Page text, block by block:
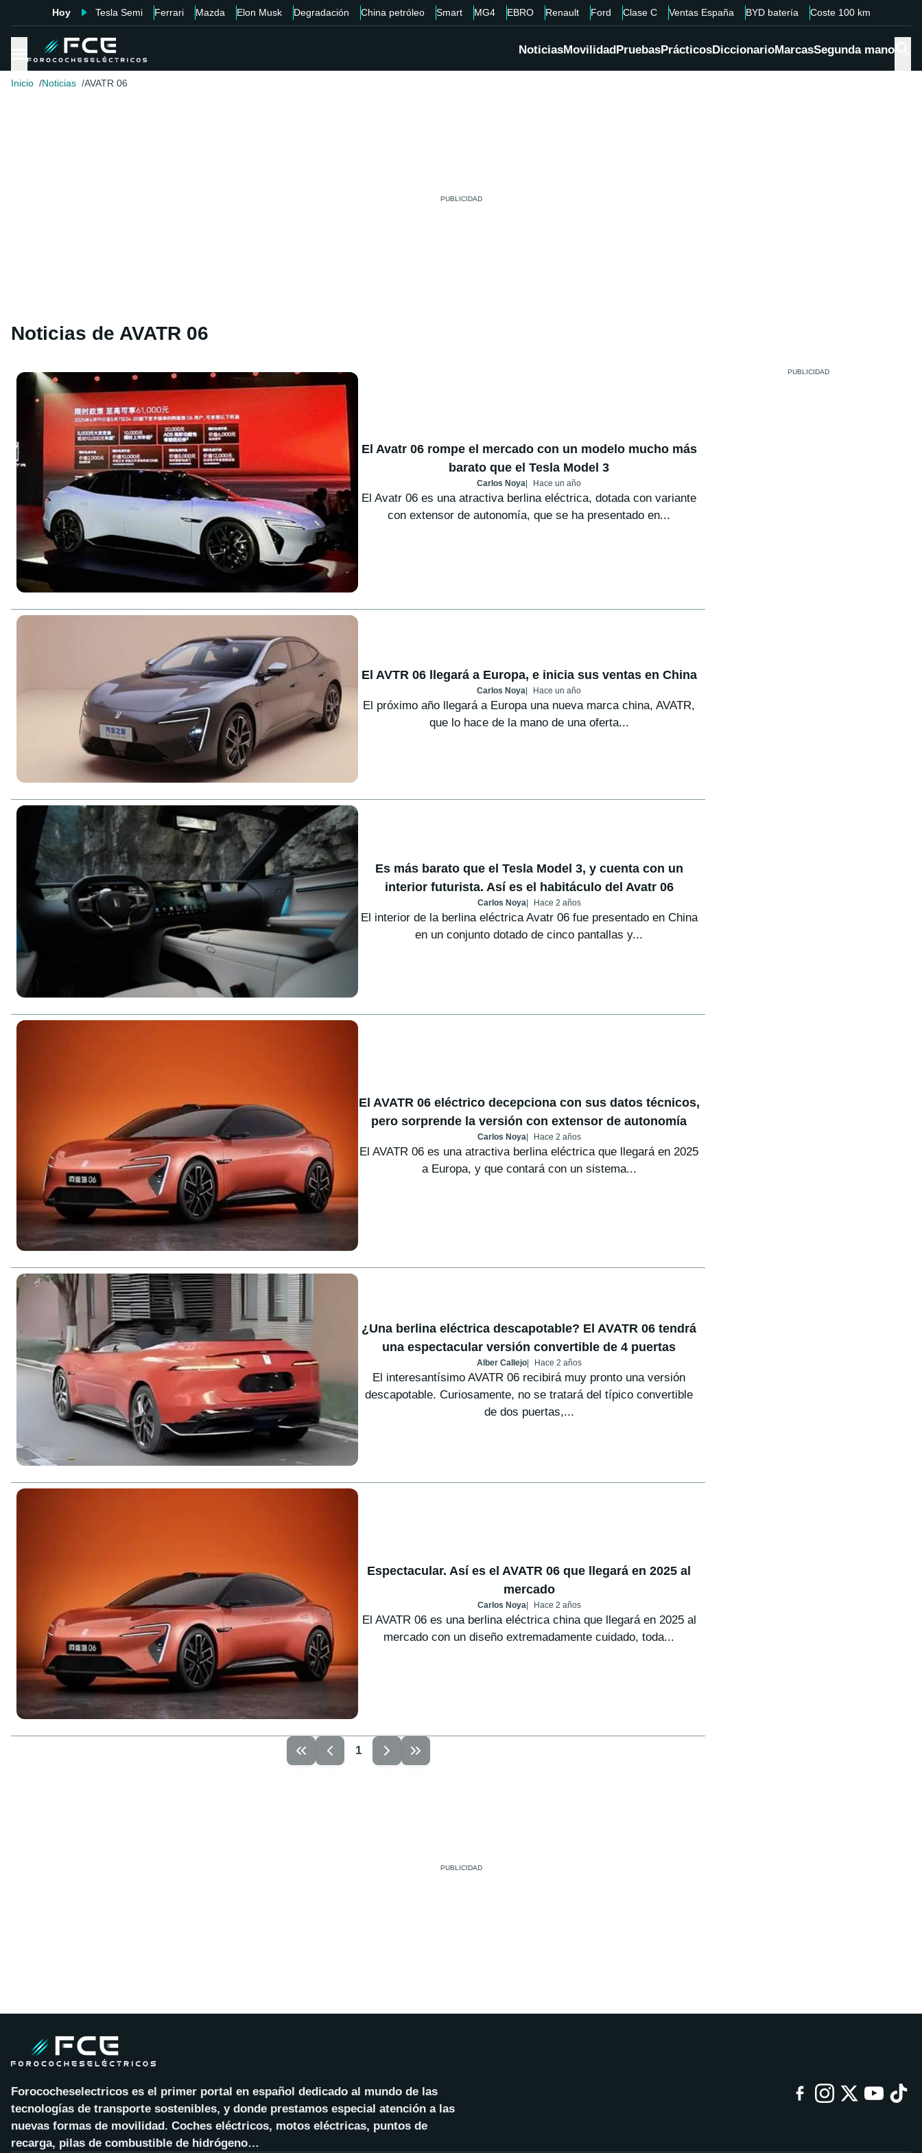
Hoy Tesla Semi Ferrari Mazda Elon Musk Degradación China petróleo Smart MG4 EBRO Renault Ford Clase C Ventas España BYD batería Coste 100 km
NoticiasMovilidadPruebasPrácticosDiccionarioMarcasSegunda mano
Inicio Noticias AVATR 06
Noticias de AVATR 06
El Avatr 06 rompe el mercado con un modelo mucho más
barato que el Tesla Model 3
Carlos Noya Hace un año
El Avatr 06 es una atractiva berlina eléctrica, dotada con variante
con extensor de autonomía, que se ha presentado en...
El AVTR 06 llegará a Europa, e inicia sus ventas en China
Carlos Noya Hace un año
El próximo año llegará a Europa una nueva marca china, AVATR,
que lo hace de la mano de una oferta...
Es más barato que el Tesla Model 3, y cuenta con un
interior futurista. Así es el habitáculo del Avatr 06
Carlos Noya Hace 2 años
El interior de la berlina eléctrica Avatr 06 fue presentado en China
en un conjunto dotado de cinco pantallas y...
El AVATR 06 eléctrico decepciona con sus datos técnicos,
pero sorprende la versión con extensor de autonomía
Carlos Noya Hace 2 años
El AVATR 06 es una atractiva berlina eléctrica que llegará en 2025
a Europa, y que contará con un sistema...
¿Una berlina eléctrica descapotable? El AVATR 06 tendrá
una espectacular versión convertible de 4 puertas
Alber Callejo Hace 2 años
El interesantísimo AVATR 06 recibirá muy pronto una versión
descapotable. Curiosamente, no se tratará del típico convertible
de dos puertas,...
Espectacular. Así es el AVATR 06 que llegará en 2025 al
mercado
Carlos Noya Hace 2 años
El AVATR 06 es una berlina eléctrica china que llegará en 2025 al
mercado con un diseño extremadamente cuidado, toda...
1
Forococheselectricos es el primer portal en español dedicado al mundo de las
tecnologías de transporte sostenibles, y donde prestamos especial atención a las
nuevas formas de movilidad. Coches eléctricos, motos eléctricas, puntos de
recarga, pilas de combustible de hidrógeno…